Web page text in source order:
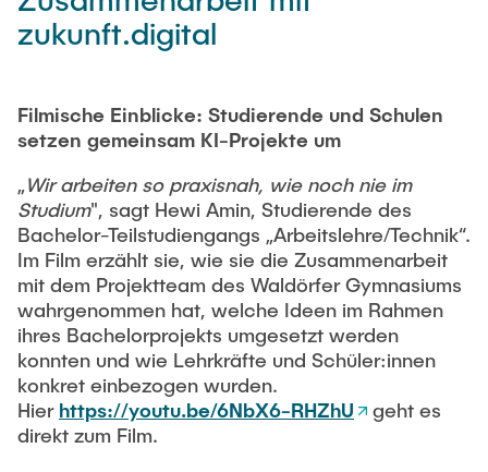
Newsroom
Pressemitteilungen
Magazin spektrum
Merchandise-Shop
Arbeiten an der TU Hamburg
Stellenausschreibungen
Berufsausbildung und Praktika
Berufungen
Neue Mitarbeitende
Beratung und Kontakt
Neu an der TUHH
Studienorganisation
AI in Education
Für Absolventinnen und Absolventen
Alumni
Berufseinstieg - Career Center
Graduiertenakademie
Promotion und Habilitation
Wissenschaftliche Weiterbildung
UNU HUB "Engineering to Face Climate Change"
Forschungsförderung
Early Career Researchers
Gute Wissenschaftliche Praxis
Future Lectures
Team
Neues aus der Forschung &
Studiengänge
Forschung und Institute
Technologie und Innovation in der Bildung
Studiengänge
Forschung und Institute
Management-Wissenschaften und Technologie
Studiengänge
Forschung und Institute
Maschinenbau
Austauschstudium
(Gast)Wissenschaftler*innen
Partnerhochschulen Studierendenaustausch
Eine Partnerschaft vereinbaren
Strategie
ECIU University
Contacts & International Team
zukunft.digital
Filmische Einblicke: Studierende und Schulen
setzen gemeinsam KI-Projekte um
„Wir arbeiten so praxisnah, wie noch nie im
Studium", sagt Hewi Amin, Studierende des
Bachelor-Teilstudiengangs „Arbeitslehre/Technik“.
Im Film erzählt sie, wie sie die Zusammenarbeit
mit dem Projektteam des Waldörfer Gymnasiums
wahrgenommen hat, welche Ideen im Rahmen
ihres Bachelorprojekts umgesetzt werden
konnten und wie Lehrkräfte und Schüler:innen
konkret einbezogen wurden.
Hier https://youtu.be/6NbX6-RHZhU
geht es
direkt zum Film.